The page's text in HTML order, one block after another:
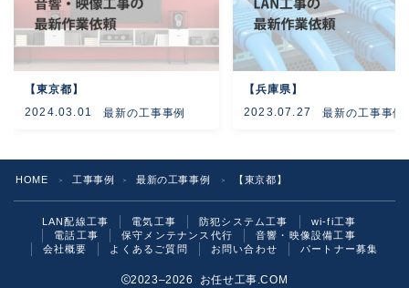
音響・映像設備工事
保守メンテナンス代行
よくあるご質問
【東京都】
2024.03.01 最新の工事事例
【兵庫県】
2023.07.27 最新の工事事例
HOME ＞ 工事事例 ＞ 最新の工事事例 ＞ 【東京都】
LAN配線工事 電気工事 防犯システム工事
wi-fi工事
電話工事
保守メンテナンス代行
音響・映像設備工事
会社概要
よくあるご質問 お問い合わせ パートナー募集
2023–2026 お任せ工事.COM